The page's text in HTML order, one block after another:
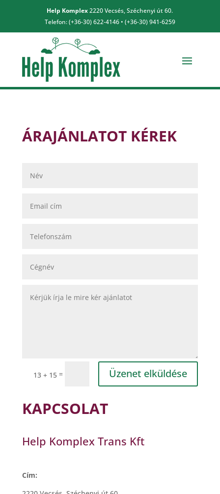
Help Komplex2220 Vecsés, Széchenyi út 60.
Telefon: (+36-30) 622-4146 • (+36-30) 941-6259
ÁRAJÁNLATOT KÉREK
13 + 15 = Üzenet elküldése
KAPCSOLAT
Help Komplex Trans Kft
Cím: